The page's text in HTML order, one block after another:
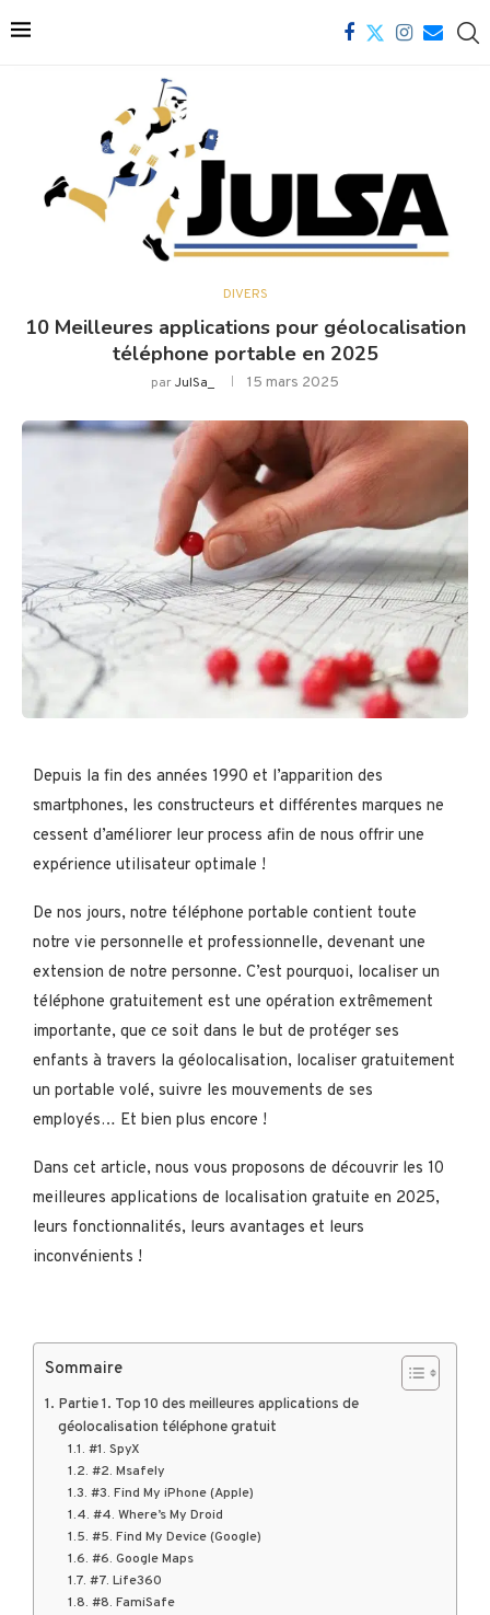
DIVERS
10 Meilleures applications pour géolocalisation
téléphone portable en 2025
parJulSa_ 15 mars 2025
Depuis la fin des années 1990 et l’apparition des
smartphones, les constructeurs et différentes marques ne
cessent d’améliorer leur process afin de nous offrir une
expérience utilisateur optimale !
De nos jours, notre téléphone portable contient toute
notre vie personnelle et professionnelle, devenant une
extension de notre personne. C’est pourquoi, localiser un
téléphone gratuitement est une opération extrêmement
importante, que ce soit dans le but de protéger ses
enfants à travers la géolocalisation, localiser gratuitement
un portable volé, suivre les mouvements de ses
employés… Et bien plus encore !
Dans cet article, nous vous proposons de découvrir les 10
meilleures applications de localisation gratuite en 2025,
leurs fonctionnalités, leurs avantages et leurs
inconvénients !
Sommaire
Partie 1. Top 10 des meilleures applications de
géolocalisation téléphone gratuit
#1. SpyX
#2. Msafely
#3. Find My iPhone (Apple)
#4. Where’s My Droid
#5. Find My Device (Google)
#6. Google Maps
#7. Life360
#8. FamiSafe